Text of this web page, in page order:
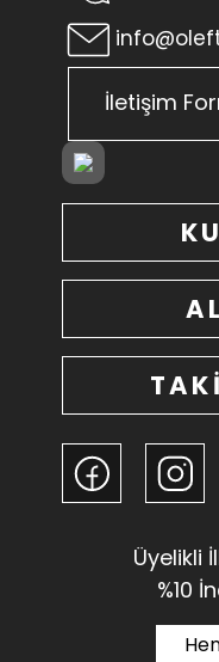
İletişim
Üyelikli
%10